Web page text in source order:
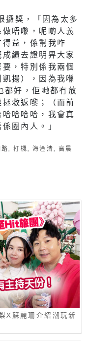
攞獎，「因為太多
唔嚟，呢啲人義
益，係幫我咋
績去證明畀大家
，特別係我兩個
揚），因為我喺
都好，佢哋都冇放
救返嚟；（而前
哈哈哈，我會真
圈內人。」
路,打機, 海淦清, 高晨
蘇麗珊介紹潮玩新